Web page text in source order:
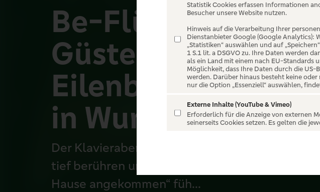
Be-Flügelt Tour -
Güstel & Julian
Eilenberger - Ein
in Wundern
Der Klavierabend mit dem Duo Be-Flügelt
tief berühren und das Herz öffnen. Eine
Hause angekommen“ füh...
Statistik Cookies erfassen Informationen
Besucher unsere Website nutzen.
Hinweis auf die Verarbeitung Ihrer
Dienstanbieter Google (Google Analytics):
„Statistiken“ auswählen und auf
1 S.1 lit. a DSGVO zu. Ihre Daten werden
als ein Land mit einem nach EU-Standards
Möglichkeit, dass Ihre Daten durch die
werden. Darüber hinaus besteht keine
nur die Option „Essenziell“ auswählen,
Externe Inhalte (YouTube & Vimeo)
Erforderlich für die Anzeige von externen
seinerseits Cookies setzen. Es gelten die